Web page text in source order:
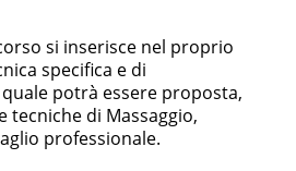
si inserisce nel proprio
specifica e di
quale potrà essere proposta,
tecniche di Massaggio,
professionale.